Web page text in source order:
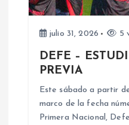
a
julio 31, 2026 5
DEFE –
PREVIA
Este sábado a partir
marco de la fecha
Primera Nacional,